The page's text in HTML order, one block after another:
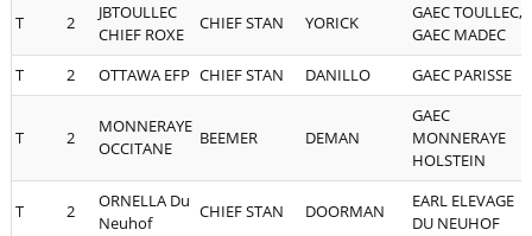
T 2
JBTOULLEC
CHIEF ROXE
CHIEF STAN YORICK
GAEC TOULLEC,
GAEC MADEC
T
2 OTTAWA EFP CHIEF STAN DANILLO GAEC PARISSE
T 2
MONNERAYE
OCCITANE
BEEMER DEMAN
GAEC
MONNERAYE
HOLSTEIN
T 2
ORNELLA Du
Neuhof
CHIEF STAN DOORMAN
EARL ELEVAGE
DU NEUHOF